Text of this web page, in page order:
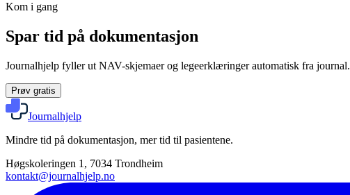
Kom i gang
Spar tid på dokumentasjon
Journalhjelp fyller ut NAV-skjemaer og legeerklæringer automatisk fra journal.
Prøv gratis
Journalhjelp
Mindre tid på dokumentasjon, mer tid til pasientene.
Høgskoleringen 1, 7034 Trondheim
kontakt@journalhjelp.no